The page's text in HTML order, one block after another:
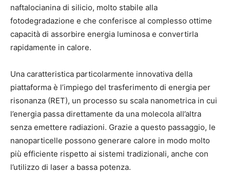
naftalocianina di silicio, molto stabile alla
fotodegradazione e che conferisce al complesso ottime
capacità di assorbire energia luminosa e convertirla
rapidamente in calore.
Una caratteristica particolarmente innovativa della
piattaforma è l’impiego del trasferimento di energia per
risonanza (RET), un processo su scala nanometrica in cui
l’energia passa direttamente da una molecola all’altra
senza emettere radiazioni. Grazie a questo passaggio, le
nanoparticelle possono generare calore in modo molto
più efficiente rispetto ai sistemi tradizionali, anche con
l’utilizzo di laser a bassa potenza.